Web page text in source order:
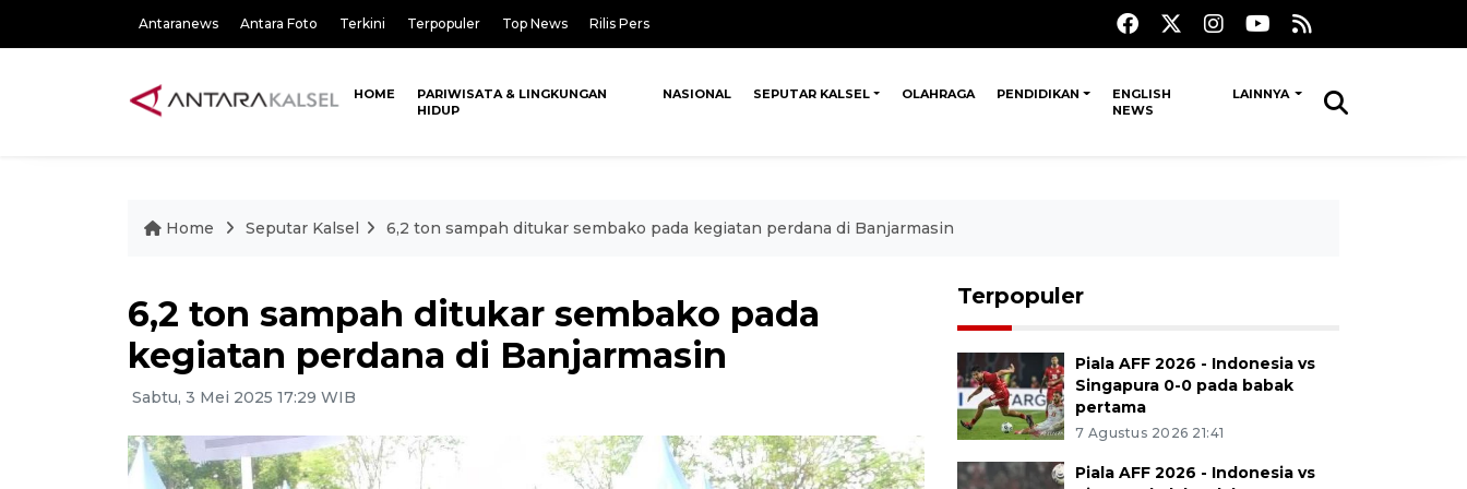
Antaranews Antara Foto Terkini Terpopuler Top News Rilis Pers
HOME
PARIWISATA & LINGKUNGAN
HIDUP
NASIONAL SEPUTAR KALSEL OLAHRAGA PENDIDIKAN
ENGLISH
NEWS
LAINNYA
Home Seputar Kalsel 6,2 ton sampah ditukar sembako pada kegiatan perdana di Banjarmasin
6,2 ton sampah ditukar sembako pada
kegiatan perdana di Banjarmasin
Sabtu, 3 Mei 2025 17:29 WIB
Terpopuler
Piala AFF 2026 - Indonesia vs
Singapura 0-0 pada babak
pertama
7 Agustus 2026 21:41
Piala AFF 2026 - Indonesia vs